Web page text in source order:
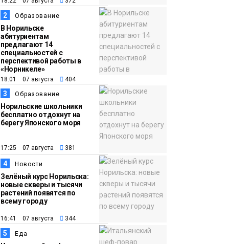
Новости
«Самолёт в облаках»
появятся в Кайеркане
13:08
Новости
Предстоящие
выходные в
Норильске будут
зябкими, пасмурными
и дождливыми
Общество
Как в Норильске
помогают женщинам
из исправительного
центра
адаптироваться к
жизни
2 Образование
В Норильске
абитуриентам
предлагают 14
специальностей с
перспективой работы в
«Норникеле»
18:01 07 августа 404
3 Образование
Норильские школьники
бесплатно отдохнут на
берегу Японского моря
17:25 07 августа 381
4 Новости
Зелёный курс Норильска:
новые скверы и тысячи
растений появятся по
всему городу
16:41 07 августа 344
5 Еда